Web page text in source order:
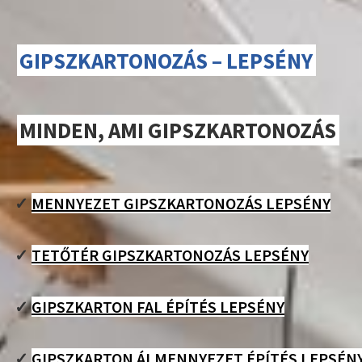
GIPSZKARTONOZÁS – LEPSÉNY
MINDEN, AMI GIPSZKARTONOZÁS
✓MENNYEZET GIPSZKARTONOZÁS LEPSÉNY
✓TETŐTÉR GIPSZKARTONOZÁS LEPSÉNY
✓GIPSZKARTON FAL ÉPÍTÉS LEPSÉNY